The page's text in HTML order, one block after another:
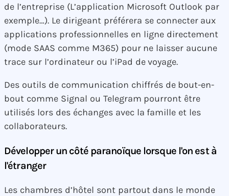
de l’entreprise (L’application Microsoft Outlook par
exemple…). Le dirigeant préférera se connecter aux
applications professionnelles en ligne directement
(mode SAAS comme M365) pour ne laisser aucune
trace sur l’ordinateur ou l’iPad de voyage.
Des outils de communication chiffrés de bout-en-
bout comme Signal ou Telegram pourront être
utilisés lors des échanges avec la famille et les
collaborateurs.
Développer un côté paranoïque lorsque l'on est à
l'étranger
Les chambres d’hôtel sont partout dans le monde